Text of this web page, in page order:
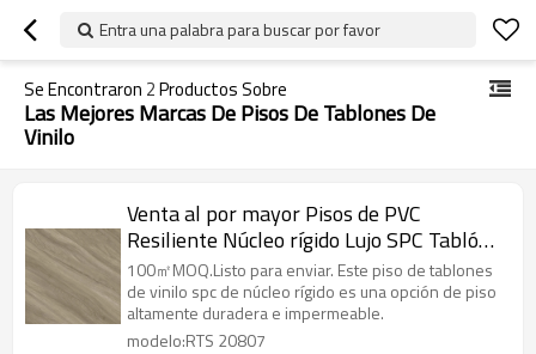
Entra una palabra para buscar por favor
Se Encontraron 2Productos Sobre
Las Mejores Marcas De Pisos De Tablones De
Vinilo
Venta al por mayor Pisos de PVC
Resiliente Núcleo rígido Lujo SPC Tablón
de vinilo | Ecológico Resistente a las
manchas Fácil de limpiar Bajo
mantenimiento Libre de VOC RTS 20807
100㎡MOQ.Listo para enviar. Este piso de tablones
de vinilo spc de núcleo rígido es una opción de piso
altamente duradera e impermeable.
modelo:RTS 20807